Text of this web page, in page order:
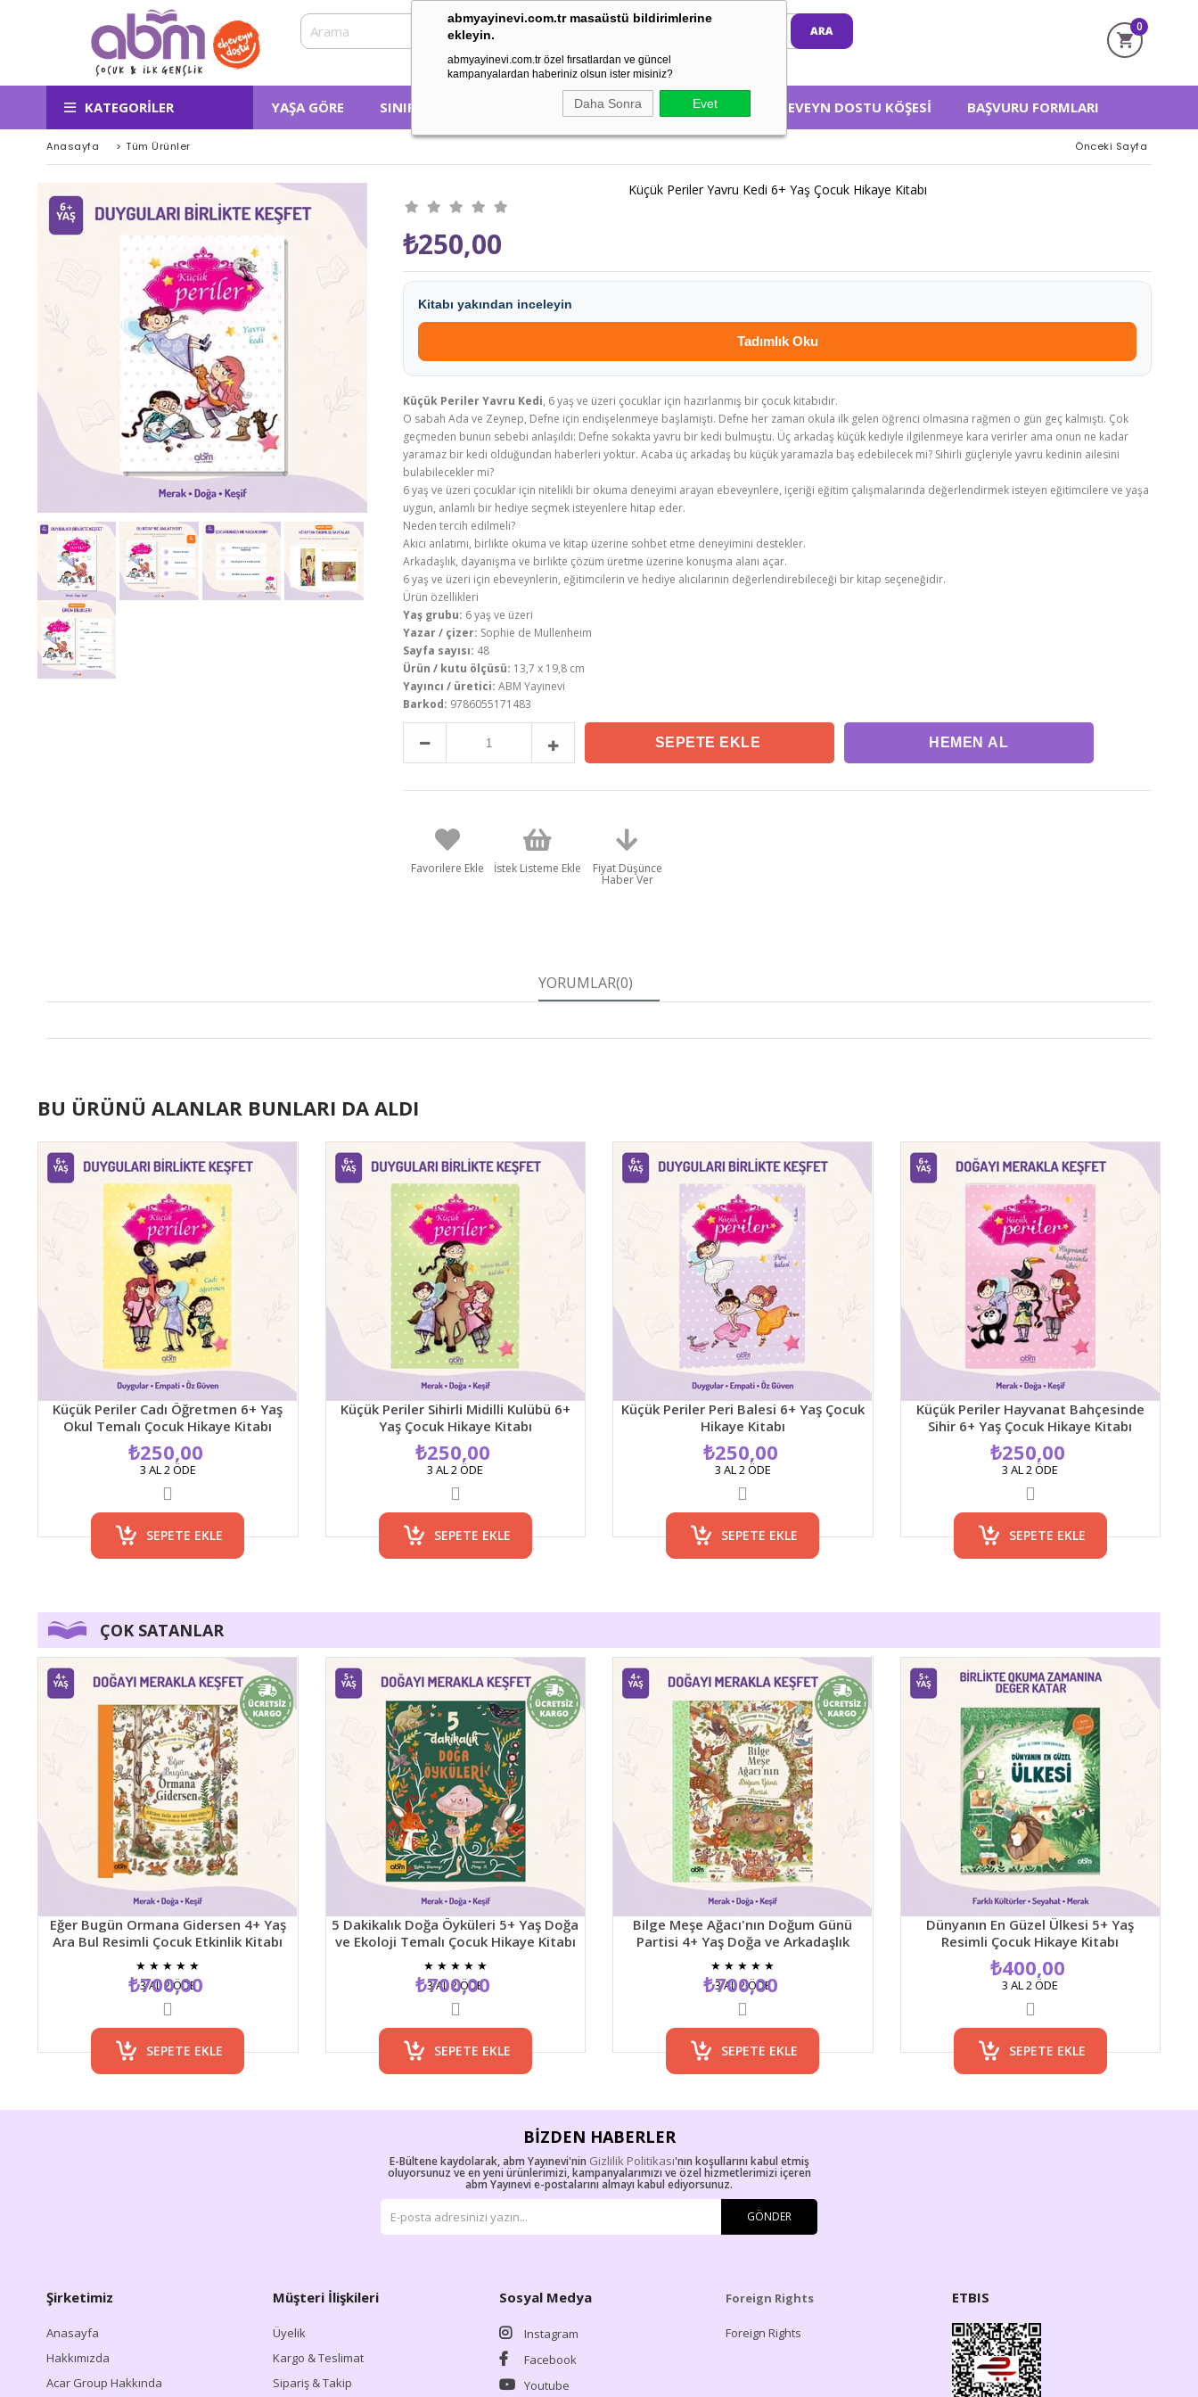
abmyayinevi.com.tr masaüstü bildirimlerine
ekleyin.
abmyayinevi.com.tr özel fırsatlardan ve güncel
kampanyalardan haberiniz olsun ister misiniz?
Daha Sonra Evet
0
KATEGORILER YAŞA GÖRE SINIFA GÖRE KONUSUNA GÖRE HAKKIMIZDA EBEVEYN DOSTU KÖŞESI BAŞVURU FORMLARI
Anasayfa > Tüm Ürünler Önceki Sayfa
Küçük Periler Yavru Kedi 6+ Yaş Çocuk Hikaye Kitabı
₺250,00
Kitabı yakından inceleyin
Tadımlık Oku
Küçük Periler Yavru Kedi, 6 yaş ve üzeri çocuklar için hazırlanmış bir çocuk kitabıdır.
O sabah Ada ve Zeynep, Defne için endişelenmeye başlamıştı. Defne her zaman okula ilk gelen öğrenci olmasına rağmen o gün geç kalmıştı. Çok
geçmeden bunun sebebi anlaşıldı: Defne sokakta yavru bir kedi bulmuştu. Üç arkadaş küçük kediyle ilgilenmeye kara verirler ama onun ne kadar
yaramaz bir kedi olduğundan haberleri yoktur. Acaba üç arkadaş bu küçük yaramazla baş edebilecek mi? Sihirli güçleriyle yavru kedinin ailesini
bulabilecekler mi?
6 yaş ve üzeri çocuklar için nitelikli bir okuma deneyimi arayan ebeveynlere, içeriği eğitim çalışmalarında değerlendirmek isteyen eğitimcilere ve yaşa
uygun, anlamlı bir hediye seçmek isteyenlere hitap eder.
Neden tercih edilmeli?
Akıcı anlatımı, birlikte okuma ve kitap üzerine sohbet etme deneyimini destekler.
Arkadaşlık, dayanışma ve birlikte çözüm üretme üzerine konuşma alanı açar.
6 yaş ve üzeri için ebeveynlerin, eğitimcilerin ve hediye alıcılarının değerlendirebileceği bir kitap seçeneğidir.
Ürün özellikleri
Yaş grubu: 6 yaş ve üzeri
Yazar / çizer: Sophie de Mullenheim
Sayfa sayısı: 48
Ürün / kutu ölçüsü: 13,7 x 19,8 cm
Yayıncı / üretici: ABM Yayınevi
Barkod: 9786055171483
Favorilere Ekle İstek Listeme Ekle Fiyat Düşünce
Haber Ver
YORUMLAR(0)
BU ÜRÜNÜ ALANLAR BUNLARI DA ALDI
Küçük Periler Cadı Öğretmen 6+ Yaş
Okul Temalı Çocuk Hikaye Kitabı
₺250,00
SEPETE EKLE
3 AL 2 ÖDE
Küçük Periler Sihirli Midilli Kulübü 6+
Yaş Çocuk Hikaye Kitabı
₺250,00
SEPETE EKLE
3 AL 2 ÖDE
Küçük Periler Peri Balesi 6+ Yaş Çocuk
Hikaye Kitabı
₺250,00
SEPETE EKLE
3 AL 2 ÖDE
Küçük Periler Hayvanat Bahçesinde
Sihir 6+ Yaş Çocuk Hikaye Kitabı
₺250,00
SEPETE EKLE
3 AL 2 ÖDE
ÇOK SATANLAR
Eğer Bugün Ormana Gidersen 4+ Yaş
Ara Bul Resimli Çocuk Etkinlik Kitabı
★ ★ ★ ★
₺700,00
SEPETE EKLE
3 AL 2 ÖDE
5 Dakikalık Doğa Öyküleri 5+ Yaş Doğa
ve Ekoloji Temalı Çocuk Hikaye Kitabı
★ ★ ★ ★
₺700,00
SEPETE EKLE
3 AL 2 ÖDE
Bilge Meşe Ağacı'nın Doğum Günü
Partisi 4+ Yaş Doğa ve Arkadaşlık
Temalı Resimli Çocuk Hikaye Kitabı
★ ★ ★ ★
₺700,00
SEPETE EKLE
3 AL 2 ÖDE
Dünyanın En Güzel Ülkesi 5+ Yaş
Resimli Çocuk Hikaye Kitabı
₺400,00
SEPETE EKLE
3 AL 2 ÖDE
BIZDEN HABERLER
E-Bültene kaydolarak, abm Yayınevi'nin Gizlilik Politikası'nın koşullarını kabul etmiş
oluyorsunuz ve en yeni ürünlerimizi, kampanyalarımızı ve özel hizmetlerimizi içeren
abm Yayınevi e-postalarını almayı kabul ediyorsunuz.
GÖNDER
Şirketimiz
Anasayfa
Hakkımızda
Acar Group Hakkında
Müşteri İlişkileri
Üyelik
Kargo & Teslimat
Sipariş & Takip
Sosyal Medya
Instagram
Facebook
Youtube
Foreign Rights
Foreign Rights
ETBIS